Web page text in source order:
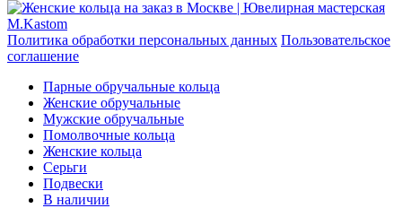
Политика обработки персональных данных Пользовательское
соглашение
Парные обручальные кольца
Женские обручальные
Мужские обручальные
Помолвочные кольца
Женские кольца
Серьги
Подвески
В наличии